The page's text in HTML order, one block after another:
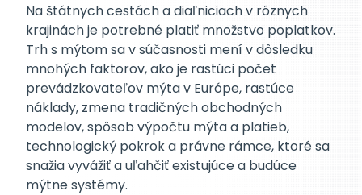
Na štátnych cestách a diaľniciach v rôznych
krajinách je potrebné platiť množstvo poplatkov.
Trh s mýtom sa v súčasnosti mení v dôsledku
mnohých faktorov, ako je rastúci počet
prevádzkovateľov mýta v Európe, rastúce
náklady, zmena tradičných obchodných
modelov, spôsob výpočtu mýta a platieb,
technologický pokrok a právne rámce, ktoré sa
snažia vyvážiť a uľahčiť existujúce a budúce
mýtne systémy.